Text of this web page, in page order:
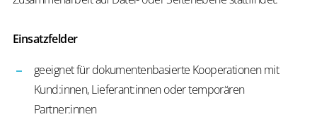
Einsatzfelder
geeignet für dokumentenbasierte Kooperationen mit
Kund:innen, Lieferant:innen oder temporären
Partner:innen